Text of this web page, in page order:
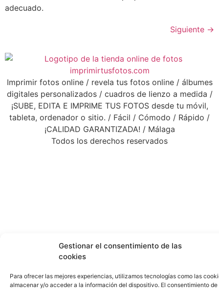
Gestionar el consentimiento de las
cookies
Para ofrecer las mejores experiencias, utilizamos tecnologías como las
almacenar y/o acceder a la información del dispositivo. El consentimiento de
adecuado.
Siguiente →
Imprimir fotos online / revela tus fotos online / álbumes
digitales personalizados / cuadros de lienzo a medida /
¡SUBE, EDITA E IMPRIME TUS FOTOS desde tu móvil,
tableta, ordenador o sitio. / Fácil / Cómodo / Rápido /
¡CALIDAD GARANTIZADA! / Málaga
Todos los derechos reservados